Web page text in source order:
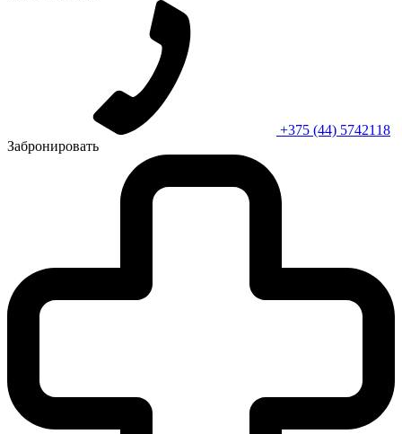
+375 (44) 5742118
Забронировать